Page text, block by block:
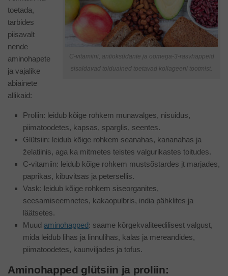
C-vitamiini, antioksüdante ja oomega-3-rasvhappeid
sisaldavad toiduained toetavad kollageeni tootmist.
toetada,
tarbides
piisavalt
nende
aminohapete
ja vajalike
abiainete
allikaid:
Proliin: leidub kõige rohkem munavalges, nisuidus,
piimatoodetes, kapsas, sparglis, seentes.
Glütsiin: leidub kõige rohkem seanahas, kananahas ja
želatiinis, aga ka mitmetes teistes valgurikastes toitudes.
C-vitamiin: leidub kõige rohkem mustsõstardes jt marjades,
paprikas, kibuvitsas ja petersellis.
Vask: leidub kõige rohkem siseorganites,
seesamiseemnetes, kakaopulbris, india pähklites ja
läätsetes.
Muud aminohapped: saame kõrgekvaliteedilisest valgust,
mida leidub lihas ja linnulihas, kalas ja mereandides,
piimatoodetes, kaunviljades ja tofus.
Aminohapped glütsiin ja proliin: